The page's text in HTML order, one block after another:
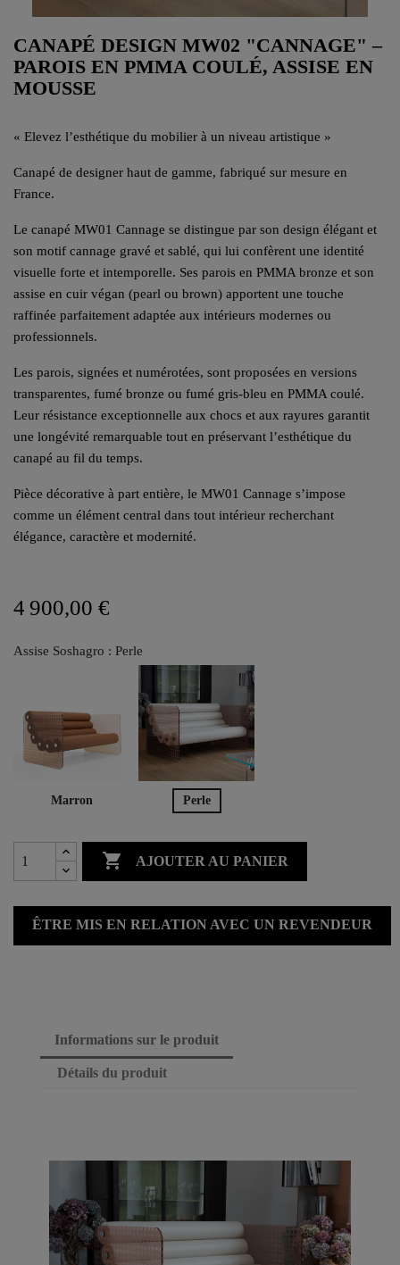
CANAPÉ DESIGN MW02 "CANNAGE" –
PAROIS EN PMMA COULÉ, ASSISE EN
MOUSSE
« Elevez l’esthétique du mobilier à un niveau artistique »
Canapé de designer haut de gamme, fabriqué sur mesure en
France.
Le canapé MW01 Cannage se distingue par son design élégant et
son motif cannage gravé et sablé, qui lui confèrent une identité
visuelle forte et intemporelle. Ses parois en PMMA bronze et son
assise en cuir végan (pearl ou brown) apportent une touche
raffinée parfaitement adaptée aux intérieurs modernes ou
professionnels.
Les parois, signées et numérotées, sont proposées en versions
transparentes, fumé bronze ou fumé gris-bleu en PMMA coulé.
Leur résistance exceptionnelle aux chocs et aux rayures garantit
une longévité remarquable tout en préservant l’esthétique du
canapé au fil du temps.
Pièce décorative à part entière, le MW01 Cannage s’impose
comme un élément central dans tout intérieur recherchant
élégance, caractère et modernité.
4 900,00 €
Assise Soshagro : Perle
Marron Perle
 AJOUTER AU PANIER
ÊTRE MIS EN RELATION AVEC UN REVENDEUR
Informations sur le produit
Détails du produit